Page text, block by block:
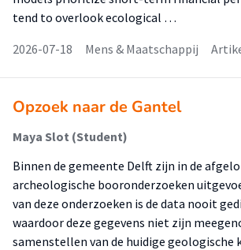
tend to overlook ecological …
2026-07-18
Mens & Maatschappij
Opzoek naar de Gantel
Maya Slot (Student)
Binnen de gemeente Delft zijn in de
archeologische booronderzoeken
van deze onderzoeken is de data nooit
waardoor deze gegevens niet zijn
samenstellen van de huidige geologische